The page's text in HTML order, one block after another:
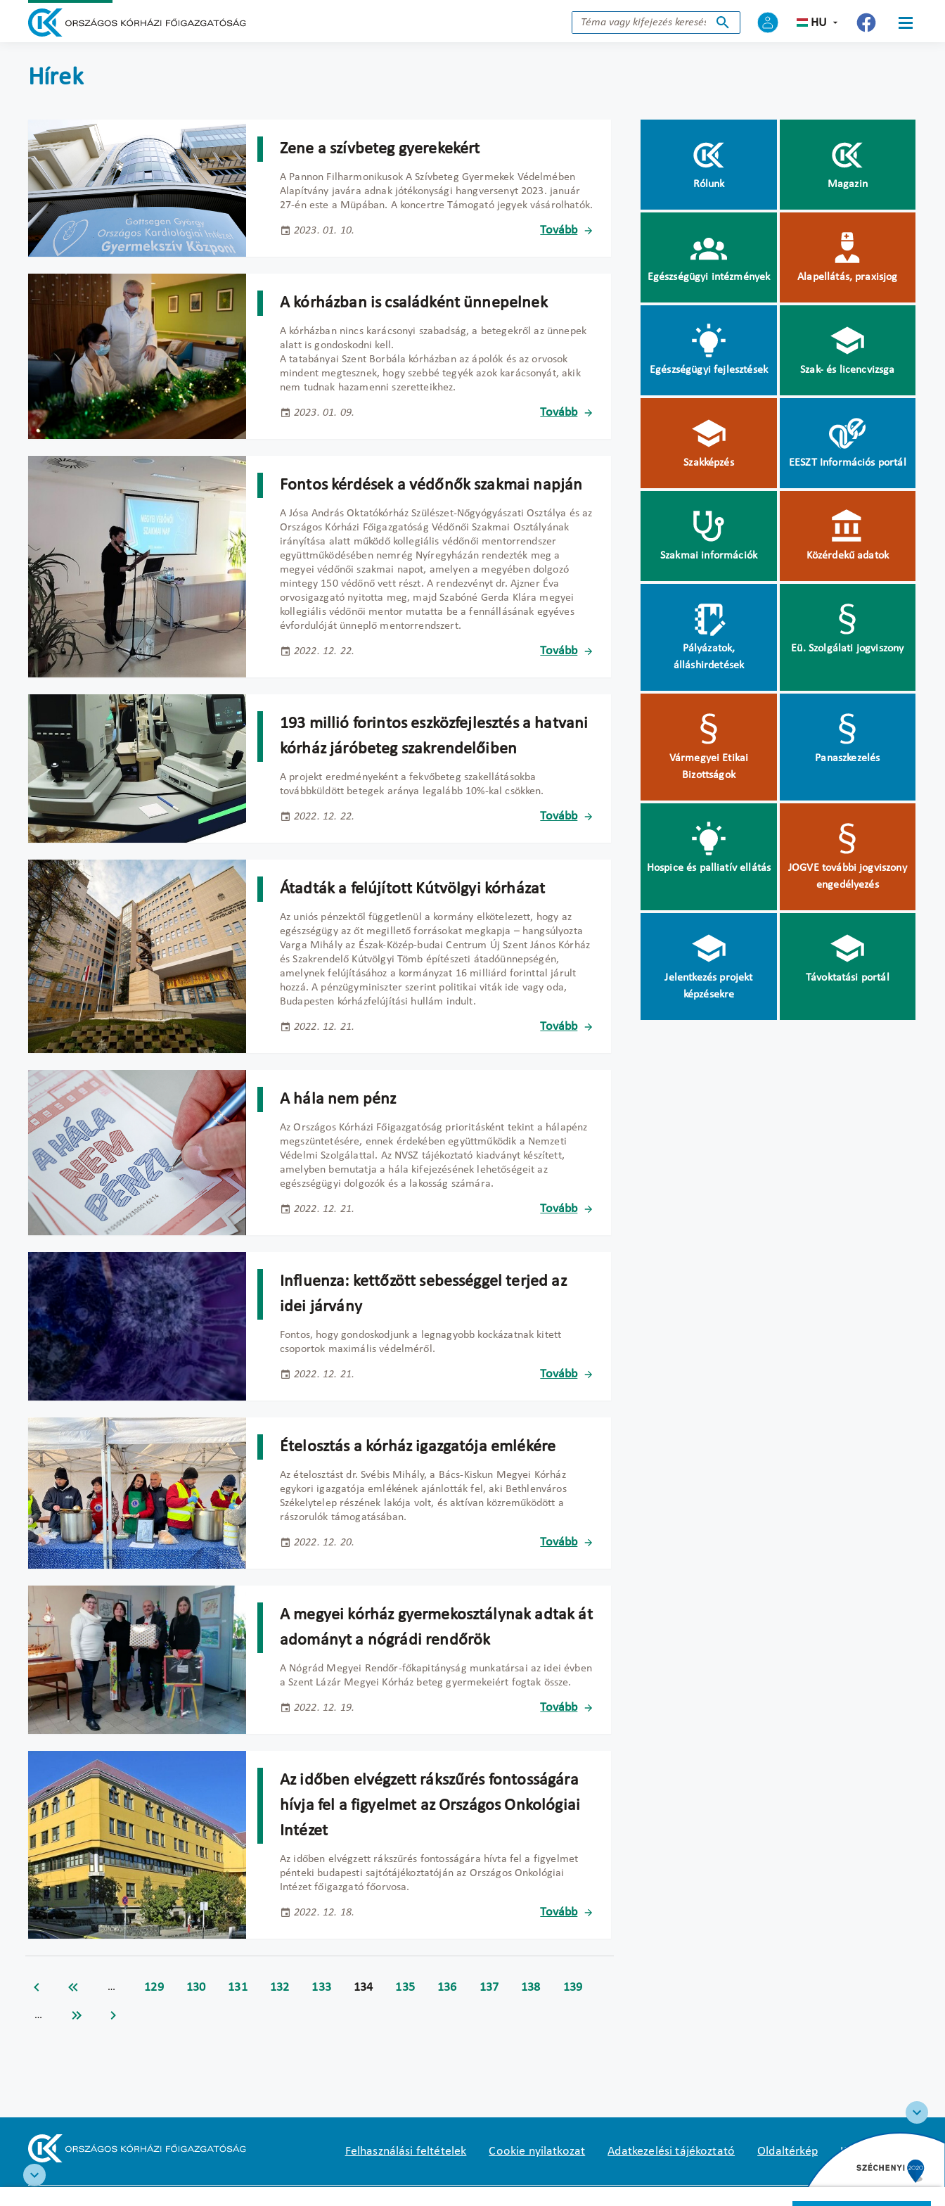
HU
Hírek
Zene a szívbeteg gyerekekért
A Pannon Filharmonikusok A Szívbeteg Gyermekek Védelmében
Alapítvány javára adnak jótékonysági hangversenyt 2023. január
27-én este a Müpában. A koncertre Támogató jegyek vásárolhatók.
2023. 01. 10. Tovább
A kórházban is családként ünnepelnek
A kórházban nincs karácsonyi szabadság, a betegekről az ünnepek
alatt is gondoskodni kell.
A tatabányai Szent Borbála kórházban az ápolók és az orvosok
mindent megtesznek, hogy szebbé tegyék azok karácsonyát, akik
nem tudnak hazamenni szeretteikhez.
2023. 01. 09. Tovább
Fontos kérdések a védőnők szakmai napján
A Jósa András Oktatókórház Szülészet-Nőgyógyászati Osztálya és az
Országos Kórházi Főigazgatóság Védőnői Szakmai Osztályának
irányítása alatt működő kollegiális védőnői mentorrendszer
együttműködésében nemrég Nyíregyházán rendezték meg a
megyei védőnői szakmai napot, amelyen a megyében dolgozó
mintegy 150 védőnő vett részt. A rendezvényt dr. Ajzner Éva
orvosigazgató nyitotta meg, majd Szabóné Gerda Klára megyei
kollegiális védőnői mentor mutatta be a fennállásának egyéves
évfordulóját ünneplő mentorrendszert.
2022. 12. 22. Tovább
193 millió forintos eszközfejlesztés a hatvani
kórház járóbeteg szakrendelőiben
A projekt eredményeként a fekvőbeteg szakellátásokba
továbbküldött betegek aránya legalább 10%-kal csökken.
2022. 12. 22. Tovább
Átadták a felújított Kútvölgyi kórházat
Az uniós pénzektől függetlenül a kormány elkötelezett, hogy az
egészségügy az őt megillető forrásokat megkapja – hangsúlyozta
Varga Mihály az Észak-Közép-budai Centrum Új Szent János Kórház
és Szakrendelő Kútvölgyi Tömb építészeti átadóünnepségén,
amelynek felújításához a kormányzat 16 milliárd forinttal járult
hozzá. A pénzügyminiszter szerint politikai viták ide vagy oda,
Budapesten kórházfelújítási hullám indult.
2022. 12. 21. Tovább
A hála nem pénz
Az Országos Kórházi Főigazgatóság prioritásként tekint a hálapénz
megszüntetésére, ennek érdekében együttműködik a Nemzeti
Védelmi Szolgálattal. Az NVSZ tájékoztató kiadványt készített,
amelyben bemutatja a hála kifejezésének lehetőségeit az
egészségügyi dolgozók és a lakosság számára.
2022. 12. 21. Tovább
Influenza: kettőzött sebességgel terjed az
idei járvány
Fontos, hogy gondoskodjunk a legnagyobb kockázatnak kitett
csoportok maximális védelméről.
2022. 12. 21. Tovább
Ételosztás a kórház igazgatója emlékére
Az ételosztást dr. Svébis Mihály, a Bács-Kiskun Megyei Kórház
egykori igazgatója emlékének ajánlották fel, aki Bethlenváros
Székelytelep részének lakója volt, és aktívan közreműködött a
rászorulók támogatásában.
2022. 12. 20. Tovább
A megyei kórház gyermekosztálynak adtak át
adományt a nógrádi rendőrök
A Nógrád Megyei Rendőr-főkapitányság munkatársai az idei évben
a Szent Lázár Megyei Kórház beteg gyermekeiért fogtak össze.
2022. 12. 19. Tovább
Az időben elvégzett rákszűrés fontosságára
hívja fel a figyelmet az Országos Onkológiai
Intézet
Az időben elvégzett rákszűrés fontosságára hívta fel a figyelmet
pénteki budapesti sajtótájékoztatóján az Országos Onkológiai
Intézet főigazgató főorvosa.
2022. 12. 18. Tovább
… 129 130 131 132 133 134 135 136 137 138 139
…
Rólunk Magazin
Egészségügyi intézmények Alapellátás, praxisjog
Egészségügyi fejlesztések Szak- és licencvizsga
Szakképzés EESZT Információs portál
Szakmai információk Közérdekű adatok
Pályázatok,
álláshirdetések
Eü. Szolgálati jogviszony
Vármegyei Etikai
Bizottságok
Panaszkezelés
Hospice és palliatív ellátás
JOGVE további jogviszony
engedélyezés
Jelentkezés projekt
képzésekre
Távoktatási portál
Felhasználási feltételek Cookie nyilatkozat Adatkezelési tájékoztató Oldaltérkép Közadatkereső